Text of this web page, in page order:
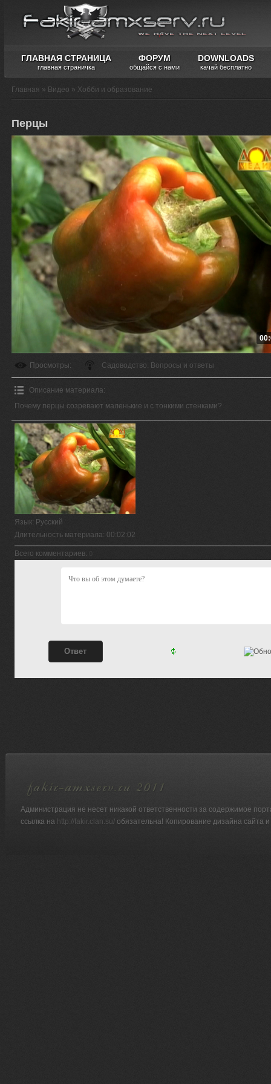
ГЛАВНАЯ СТРАНИЦА
главная страничка
ФОРУМ
общайся с нами
DOWNLOADS
качай бесплатно
Главная » Видео » Хобби и образование
Перцы
Просмотры: Садоводство. Вопросы и ответы
Описание материала:
Почему перцы созревают маленькие и с тонкими стенками?
Язык: Русский
Длительность материала: 00:02:02
Всего комментариев:
Администрация не несет никакой ответственности за содержимое
ссылка на http://fakir.clan.su/ обязательна! Копирование дизайна сайта